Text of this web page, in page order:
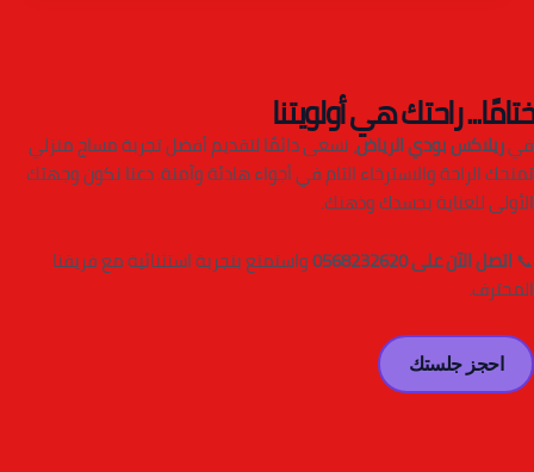
ختامًا... راحتك هي أولويتنا
فيريلاكس بودي الرياض، نسعى دائمًا لتقديم أفضل تجربة مساج منزلي
تمنحك الراحة والاسترخاء التام في أجواء هادئة وآمنة. دعنا نكون وجهتك
الأولى للعناية بجسدك وذهنك.
📞اتصل الآن على 0568232620
واستمتع بتجربة استثنائية مع فريقنا
المحترف.
احجز جلستك